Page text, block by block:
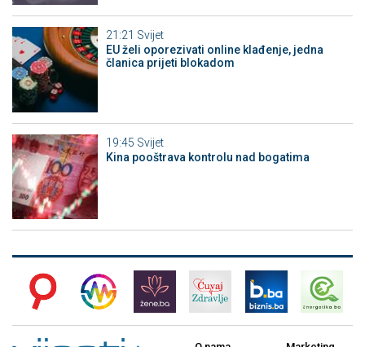
21:21 Svijet
EU želi oporezivati online klađenje, jedna
članica prijeti blokadom
19:45 Svijet
Kina pooštrava kontrolu nad bogatima